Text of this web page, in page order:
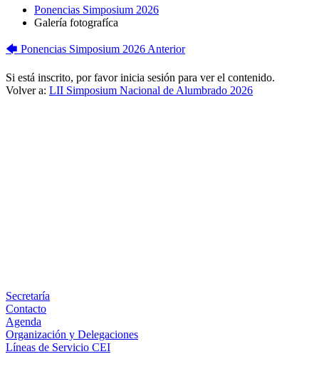
Ponencias Simposium 2026
Galería fotografíca
🡄 Ponencias Simposium 2026 Anterior
Si está inscrito, por favor inicia sesión para ver el contenido.
Volver a: LII Simposium Nacional de Alumbrado 2026
Secretaría
Contacto
Agenda
Organización y Delegaciones
Líneas de Servicio CEI